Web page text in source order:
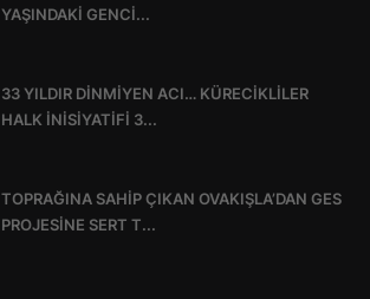
YAŞINDAKİ GENCİ...
33 YILDIR DİNMİYEN ACI… KÜRECİKLİLER
HALK İNİSİYATİFİ 3...
TOPRAĞINA SAHİP ÇIKAN OVAKIŞLA’DAN GES
PROJESİNE SERT T...